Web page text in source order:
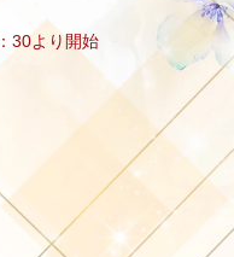
30より開始